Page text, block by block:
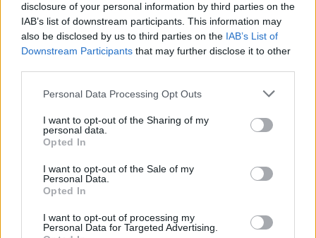
disclosure of your personal information by third parties on the
IAB’s list of downstream participants. This information may
also be disclosed by us to third parties on the IAB’s List of
Downstream Participants that may further disclose it to other
Personal Data Processing Opt Outs
I want to opt-out of the Sharing of my
personal data.
Opted In
I want to opt-out of the Sale of my
Personal Data.
Opted In
I want to opt-out of processing my
Personal Data for Targeted Advertising.
Covilhã: Especialista aponta investimento estrangeiro e
valorização imobiliária como motores do crescimento da
Beira Interior
Rio de Janeiro: Governo do Estado propõe parceria com a
FUNCEX para “reforçar inteligência sobre comércio
Esposende acolhe festival de kitesurf
COMENTÁRIOS RECENTES
ÚLTIMAS DESTAQUE VIDEOS